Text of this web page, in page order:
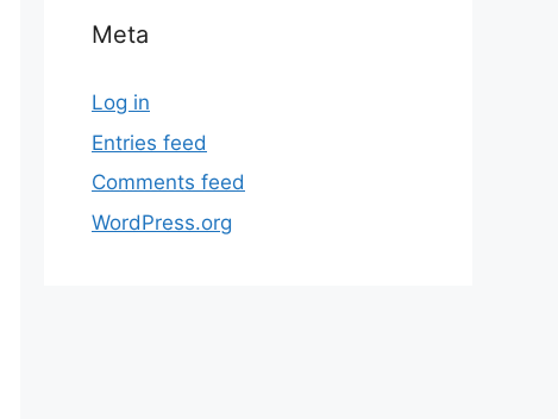
Meta
Log in
Entries feed
Comments feed
WordPress.org